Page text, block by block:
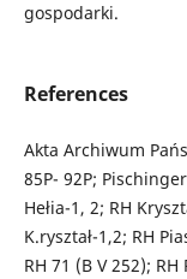
gospodarki.
References
Akta Archiwum
85P- 92P;
Hełia-1, 2; RH
K.ryształ-1,2; RH
RH 71 (B V 252);